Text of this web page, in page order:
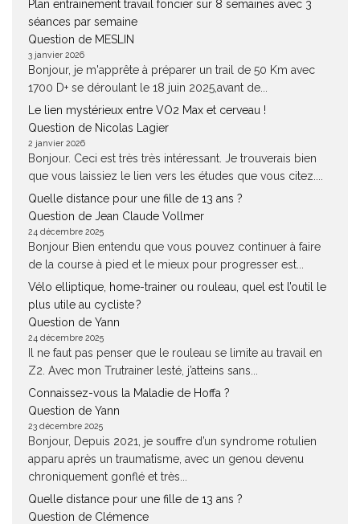
Plan entrainement travail foncier sur 8 semaines avec 3
séances par semaine
Question de MESLIN
3 janvier 2026
Bonjour, je m'apprête à préparer un trail de 50 Km avec
1700 D+ se déroulant le 18 juin 2025,avant de...
Le lien mystérieux entre VO2 Max et cerveau !
Question de Nicolas Lagier
2 janvier 2026
Bonjour. Ceci est très très intéressant. Je trouverais bien
que vous laissiez le lien vers les études que vous citez....
Quelle distance pour une fille de 13 ans ?
Question de Jean Claude Vollmer
24 décembre 2025
Bonjour Bien entendu que vous pouvez continuer à faire
de la course à pied et le mieux pour progresser est...
Vélo elliptique, home-trainer ou rouleau, quel est l’outil le
plus utile au cycliste ?
Question de Yann
24 décembre 2025
Il ne faut pas penser que le rouleau se limite au travail en
Z2. Avec mon Trutrainer lesté, j’atteins sans...
Connaissez-vous la Maladie de Hoffa ?
Question de Yann
23 décembre 2025
Bonjour, Depuis 2021, je souffre d’un syndrome rotulien
apparu après un traumatisme, avec un genou devenu
chroniquement gonflé et très...
Quelle distance pour une fille de 13 ans ?
Question de Clémence